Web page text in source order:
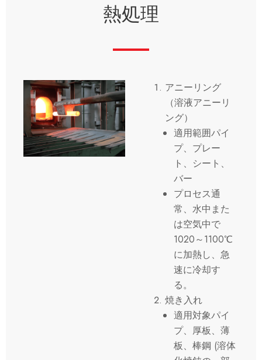
熱処理
アニーリング
（溶液アニーリ
ング）
適用範囲パイ
プ、プレー
ト、シート、
バー
プロセス通
常、水中また
は空気中で
1020～1100℃
に加熱し、急
速に冷却す
る。
焼き入れ
適用対象パイ
プ、厚板、薄
板、棒鋼 (溶体